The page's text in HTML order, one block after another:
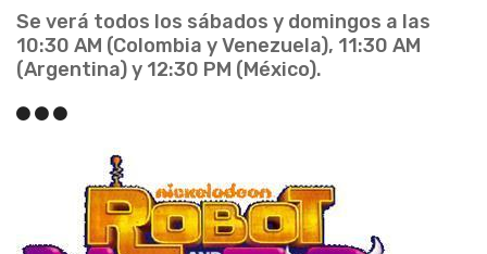
Se verá todos los sábados y domingos a las
10:30 AM (Colombia y Venezuela), 11:30 AM
(Argentina) y 12:30 PM (México).